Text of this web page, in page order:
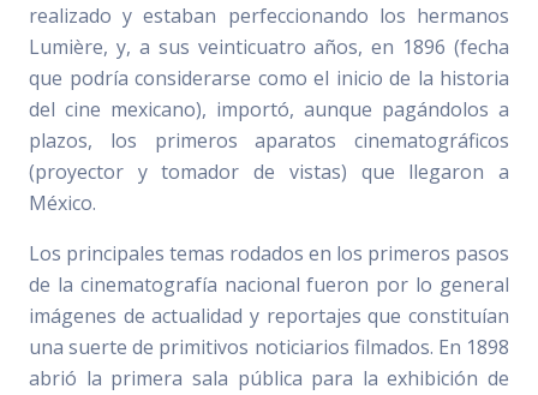
realizado y estaban perfeccionando los hermanos
Lumière, y, a sus veinticuatro años, en 1896 (fecha
que podría considerarse como el inicio de la historia
del cine mexicano), importó, aunque pagándolos a
plazos, los primeros aparatos cinematográficos
(proyector y tomador de vistas) que llegaron a
México.
Los principales temas rodados en los primeros pasos
de la cinematografía nacional fueron por lo general
imágenes de actualidad y reportajes que constituían
una suerte de primitivos noticiarios filmados. En 1898
abrió la primera sala pública para la exhibición de